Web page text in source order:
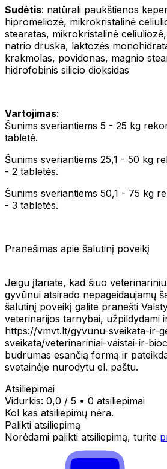
Sudėtis: natūrali paukštienos
hipromeliozė, mikrokristalinė
stearatas, mikrokristalinė
natrio druska, laktozės
krakmolas, povidonas, magnio
hidrofobinis silicio dioksidas
Vartojimas:
Šunims sveriantiems 5 - 25 kg
tabletė.
Šunims sveriantiems 25,1 - 50 kg
- 2 tabletės.
Šunims sveriantiems 50,1 - 75 kg
- 3 tabletės.
Pranešimas apie šalutinį poveikį
Jeigu įtariate, kad šiuo
gyvūnui atsirado nepageidaujamų
šalutinį poveikį galite pranešti
veterinarijos tarnybai, užpildydami
https://vmvt.lt/gyvunu-sveikata-ir-
sveikata/veterinariniai-vaistai-ir-
budrumas esančią formą ir
svetainėje nurodytu el. paštu.
Atsiliepimai
Vidurkis: 0,0 / 5 • 0 atsiliepimai
Kol kas atsiliepimų nėra.
Palikti atsiliepimą
Norėdami palikti atsiliepimą, turite